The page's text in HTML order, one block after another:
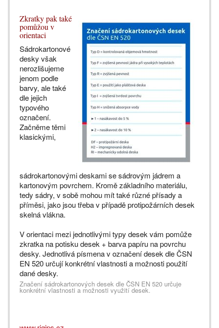
Zkratky pak také
pomůžou v
orientaci
Sádrokartonové
desky však
nerozlišujeme
jenom podle
barvy, ale také
dle jejich
typového
označení.
Začněme těmi
klasickými,
sádrokartonovými deskami se sádrovým jádrem a
kartonovým povrchem. Kromě základního materiálu,
tedy sádry, v sobě mohou mít také různé přísady a
příměsi, jako jsou třeba v případě protipožárních desek
skelná vlákna.
V orientaci mezi jednotlivými typy desek vám pomůže
zkratka na potisku desek + barva papíru na povrchu
desky. Jednotlivá písmena v označení desek dle ČSN
EN 520 určují konkrétní vlastnosti a možnosti použití
dané desky.
Značení sádrokartonových desek dle ČSN EN 520 určuje
konkrétní vlastnosti a možnosti využití desek.